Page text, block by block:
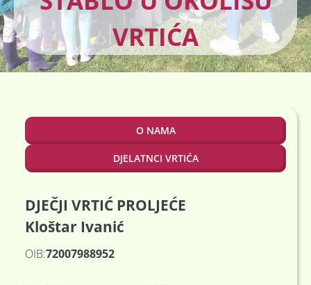
VRTIĆA
O NAMA
DJELATNCI VRTIĆA
DJEČJI VRTIĆ PROLJEĆE
Kloštar Ivanić
OIB:72007988952